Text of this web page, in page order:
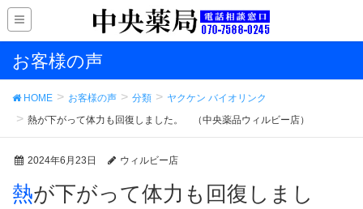
お客様の声
HOME お客様の声 分類
ヤクケン バイオリンク
熱が下がって体力も回復しました。 （中央薬品ウィルビー店）
2024年6月23日 ウィルビー店
熱が下がって体力も回復しまし